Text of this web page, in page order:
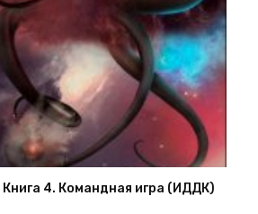
4. Командная игра (ИДДК)